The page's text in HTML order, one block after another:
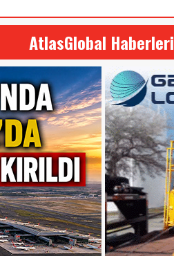
AtlasGlobal Haberleri